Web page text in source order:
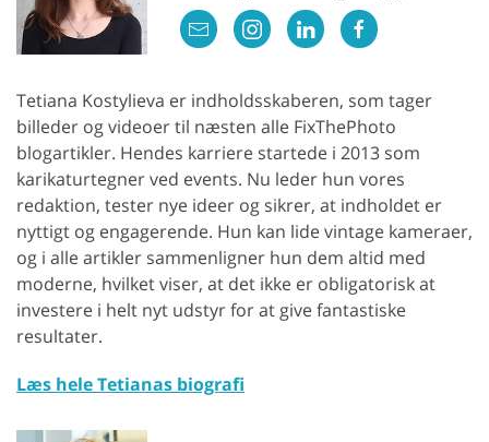
Tetiana Kostylieva er indholdsskaberen, som tager
billeder og videoer til næsten alle FixThePhoto
blogartikler. Hendes karriere startede i 2013 som
karikaturtegner ved events. Nu leder hun vores
redaktion, tester nye ideer og sikrer, at indholdet er
nyttigt og engagerende. Hun kan lide vintage kameraer,
og i alle artikler sammenligner hun dem altid med
moderne, hvilket viser, at det ikke er obligatorisk at
investere i helt nyt udstyr for at give fantastiske
resultater.
Læs hele Tetianas biografi